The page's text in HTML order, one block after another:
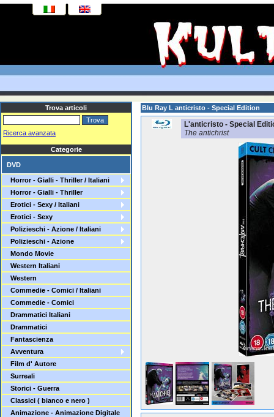
Trova articoli
Ricerca avanzata
Categorie
DVD
Horror - Gialli - Thriller / Italiani
Horror - Gialli - Thriller
Erotici - Sexy / Italiani
Erotici - Sexy
Polizieschi - Azione / Italiani
Polizieschi - Azione
Mondo Movie
Western Italiani
Western
Commedie - Comici / Italiani
Commedie - Comici
Drammatici Italiani
Drammatici
Fantascienza
Avventura
Film d' Autore
Surreali
Storici - Guerra
Classici ( bianco e nero )
Animazione - Animazione Digitale
Blu Ray L anticristo - Special Edition
L'anticristo - Special
The antichrist